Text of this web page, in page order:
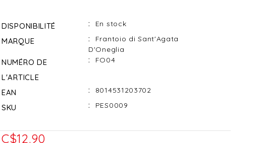
DISPONIBILITÉ En stock
MARQUE
Frantoio di Sant'Agata
D'Oneglia
NUMÉRO DE
L'ARTICLE
FO04
EAN 8014531203702
SKU PES0009
C$12.90